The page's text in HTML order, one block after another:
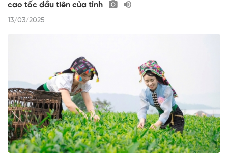
cao tốc đầu tiên của tỉnh
13/03/2025